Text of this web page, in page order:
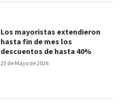
23 de Mayo de 2026
Los mayoristas extendieron
hasta fin de mes los
descuentos de hasta 40%